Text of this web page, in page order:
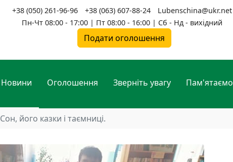
+38 (050) 261-96-96 +38 (063) 607-88-24
Lubenschina@ukr.net
Пн-Чт 08:00 - 17:00 | Пт 08:00 - 16:00 | Сб - Нд - вихідний
Подати оголошення
Новини Оголошення Зверніть увагу Пам'ятаємо
Сон, його казки і таємниці.